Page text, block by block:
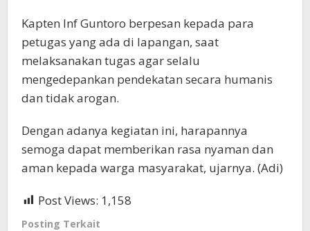
Kapten Inf Guntoro berpesan kepada para
petugas yang ada di lapangan, saat
melaksanakan tugas agar selalu
mengedepankan pendekatan secara humanis
dan tidak arogan.
Dengan adanya kegiatan ini, harapannya
semoga dapat memberikan rasa nyaman dan
aman kepada warga masyarakat, ujarnya. (Adi)
Post Views: 1,158
Posting Terkait